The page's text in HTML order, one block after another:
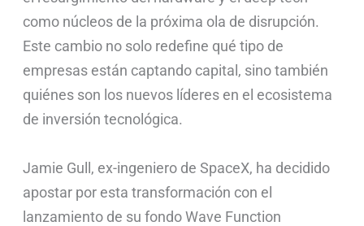
como núcleos de la próxima ola de disrupción.
Este cambio no solo redefine qué tipo de
empresas están captando capital, sino también
quiénes son los nuevos líderes en el ecosistema
de inversión tecnológica.
Jamie Gull, ex-ingeniero de SpaceX, ha decidido
apostar por esta transformación con el
lanzamiento de su fondo Wave Function